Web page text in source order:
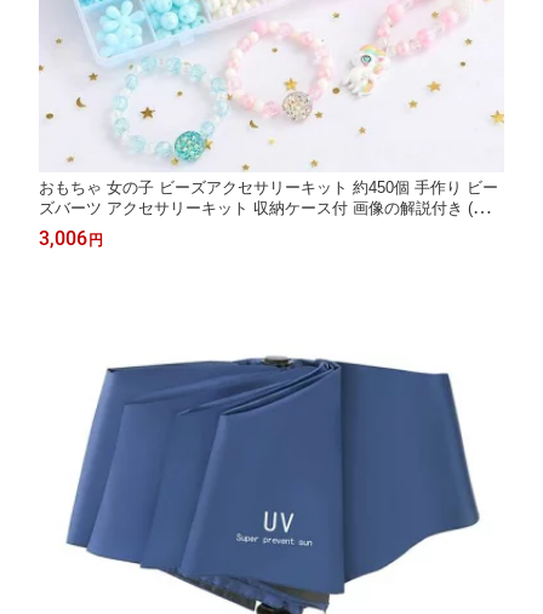
おもちゃ 女の子 ビーズアクセサリーキット 約450個 手作り ビー
ズバーツ アクセサリーキット 収納ケース付 画像の解説付き (クリ
スタル)
3,006 円